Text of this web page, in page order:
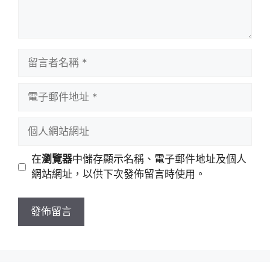
址
站
址
在瀏覽器中儲存顯示名稱、電子郵件地址及個人
網站網址，以供下次發佈留言時使用。